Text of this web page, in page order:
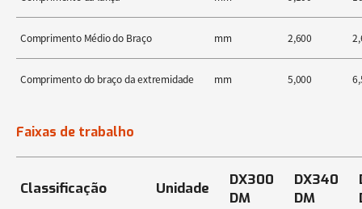
Comprimento Médio do Braço mm 2,600
Comprimento do braço da extremidade mm 5,000
Faixas de trabalho
Classificação Unidade
DX300
DM
DX340
DM